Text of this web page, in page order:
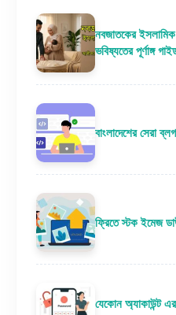
নবজাতকের
ভবিষ্যতের পূর্ণাঙ্গ
বাংলাদেশের সেরা
ফ্রিতে স্টক ইমেজ
যেকোন অ্যাকাউন্ট এর